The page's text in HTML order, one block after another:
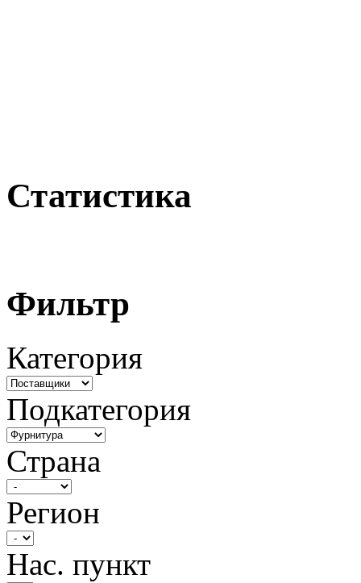
Статистика
Фильтр
Категория
Подкатегория
Страна
Регион
Нас. пункт